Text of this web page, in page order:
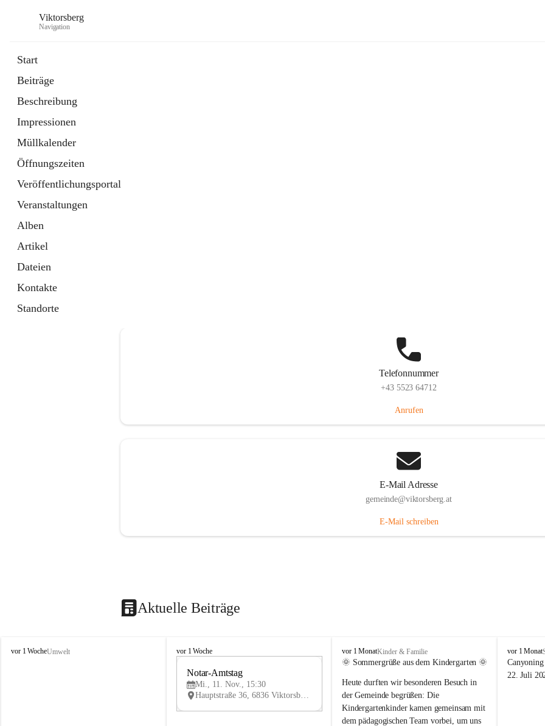
Viktorsberg
Navigation
Start
Beiträge
Beschreibung
Impressionen
Müllkalender
Öffnungszeiten
Veröffentlichungsportal
Veranstaltungen
Alben
Artikel
Dateien
Kontakte
Standorte
Telefonnummer
+43 5523 64712
Anrufen
E-Mail Adresse
gemeinde@viktorsberg.at
E-Mail schreiben
Aktuelle Beiträge
V
vor 1 WocheUmwelt
V
vor 1 Woche
V
Notar-Amtstag
Mi., 11. Nov., 15:30
Hauptstraße 36, 6836 Viktorsberg, AUT
V
i
t
o
r
s
vor 1 MonatKinder & Familie
🌞 Sommergrüße aus dem Kindergarten 🌞
Heute durften wir besonderen Besuch in
der Gemeinde begrüßen: Die
Kindergartenkinder kamen gemeinsam mit
dem pädagogischen Team vorbei, um uns
V
i
k
vor 1 Monat
22. Juli